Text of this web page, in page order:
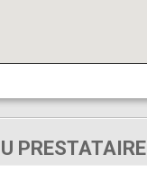
PRESTATAIRE